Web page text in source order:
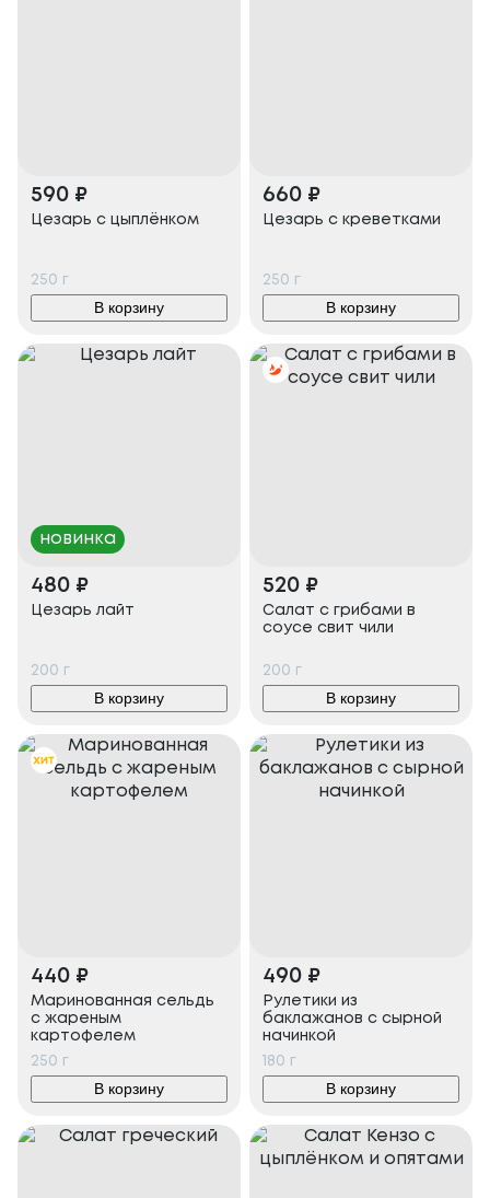
590 ₽
Цезарь с цыплёнком
250 г
В корзину
660 ₽
Цезарь с креветками
250 г
В корзину
новинка
480 ₽
Цезарь лайт
200 г
В корзину
520 ₽
Салат с грибами в
соусе свит чили
200 г
В корзину
440 ₽
Маринованная сельдь
с жареным
картофелем
250 г
В корзину
490 ₽
Рулетики из
баклажанов с сырной
начинкой
180 г
В корзину